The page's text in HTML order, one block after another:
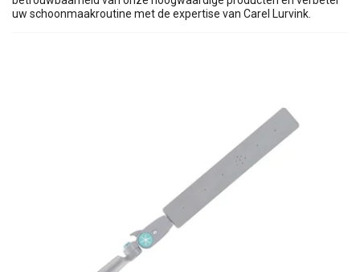
uw schoonmaakroutine met de expertise van Carel Lurvink.